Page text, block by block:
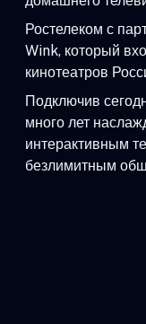
Ростелеком с
Wink, который
кинотеатров
Подключив
много лет
интерактивным
безлимитным